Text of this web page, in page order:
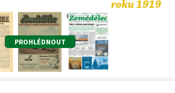
PROHLÉDNOUT